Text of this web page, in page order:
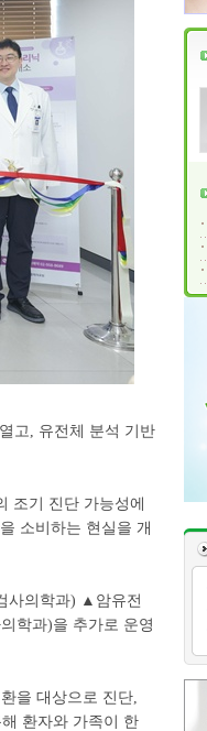
고, 유전체 분석 기반
조기 진단 가능성에
소비하는 현실을 개
사의학과) ▲암유전
학과)을 추가로 운영
을 대상으로 진단,
환자와 가족이 한